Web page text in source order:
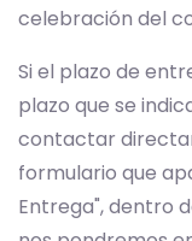
celebración del
Si el plazo de
plazo que se
contactar
formulario que
Entrega", dentro